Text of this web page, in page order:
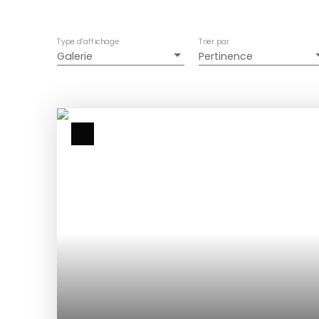
Galerie
Type d'affichage
Pertinence
Trier par